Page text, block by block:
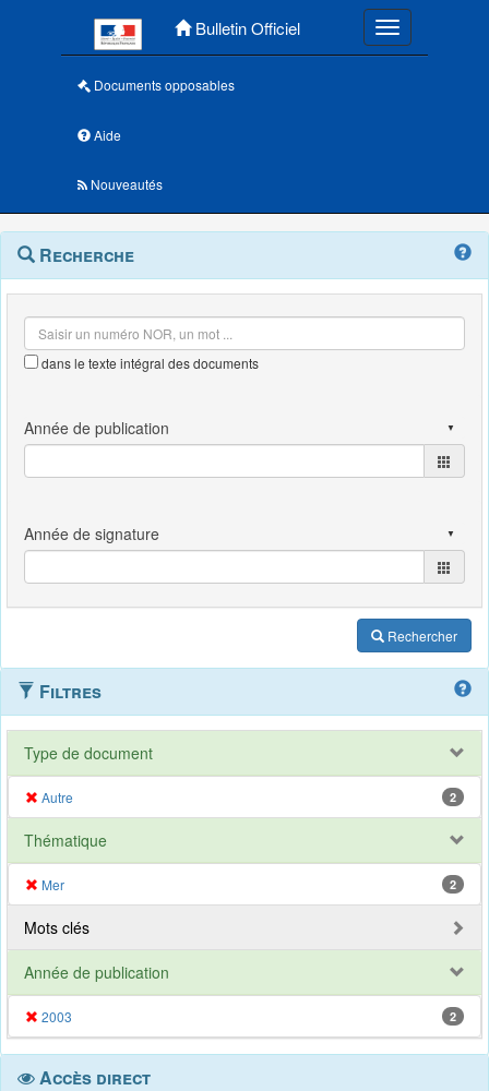
Bulletin Officiel Toggle
Documents opposables
Aide
Nouveautés
Navigation
outils
Menu
contextuel
Recherche
dans le texte intégral des documents
Rechercher
Filtres
Type de document
Autre 2
Thématique
Mer 2
Mots clés
Année de publication
2003 2
Accès direct